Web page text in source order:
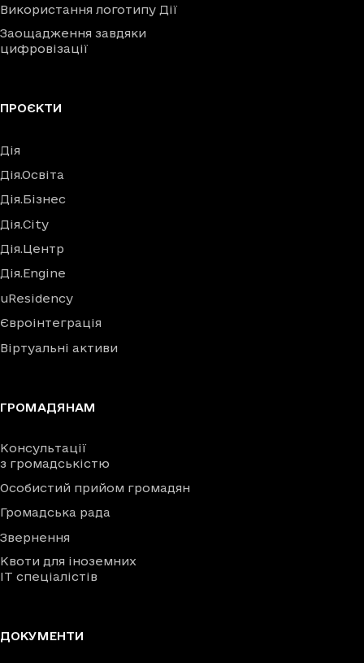
Використання логотипу Дії
Заощадження завдяки
цифровізації
ПРОЄКТИ
Дія
Дія.Освіта
Дія.Бізнес
Дія.City
Дія.Центр
Дія.Engine
uResidency
Євроінтеграція
Віртуальні активи
ГРОМАДЯНАМ
Консультації
з громадськістю
Особистий прийом громадян
Громадська рада
Звернення
Квоти для іноземних
IT спеціалістів
ДОКУМЕНТИ